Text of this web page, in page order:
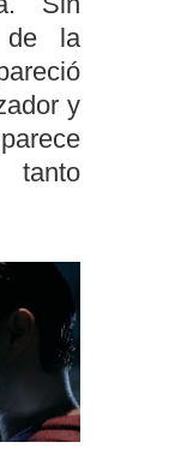
de la
y